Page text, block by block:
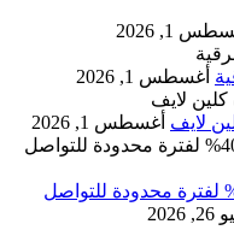
1, 2026
أغسطس 1, 2026
لايف أغسطس 1, 2026
كلين لايف بمكة خصم 40% لفترة محدودة للتواصل